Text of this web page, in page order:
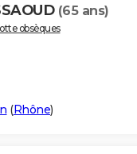
(65 ans)
obsèques
(Rhône)